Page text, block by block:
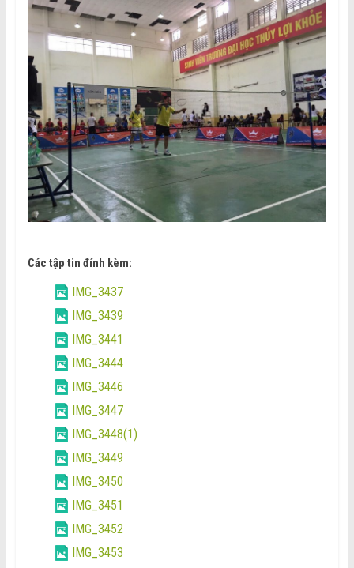
Các tập tin đính kèm:
IMG_3437
IMG_3439
IMG_3441
IMG_3444
IMG_3446
IMG_3447
IMG_3448(1)
IMG_3449
IMG_3450
IMG_3451
IMG_3452
IMG_3453